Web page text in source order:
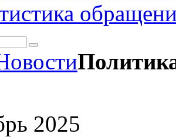
2025